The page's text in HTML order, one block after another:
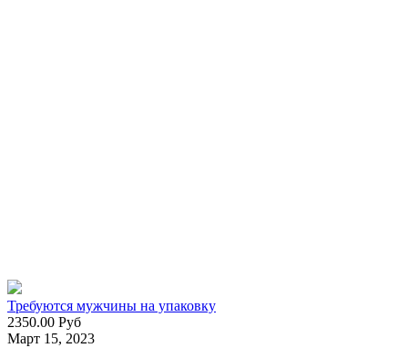
Требуются мужчины на упаковку
2350.00 Руб
Март 15, 2023